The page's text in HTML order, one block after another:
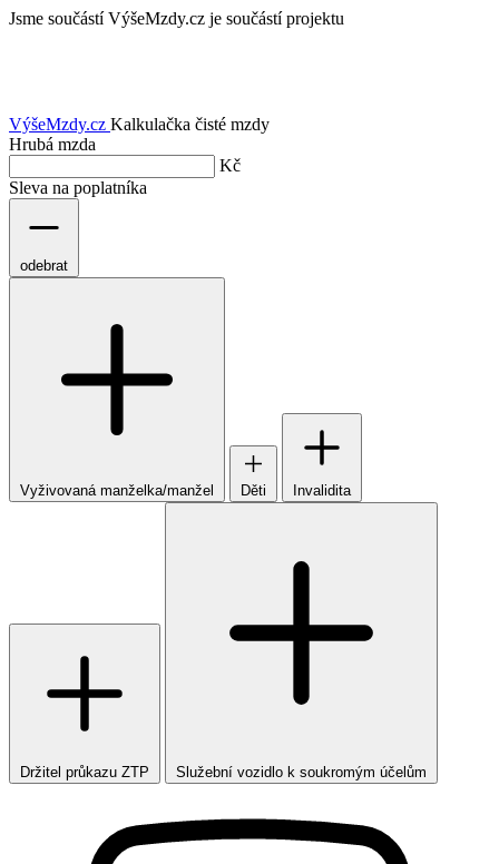
Jsme součástí VýšeMzdy.cz je součástí projektu
VýšeMzdy.cz Kalkulačka čisté mzdy
Hrubá mzda
Kč
Sleva na poplatníka
odebrat
Vyživovaná manželka/manžel Děti Invalidita
Držitel průkazu ZTP Služební vozidlo k soukromým účelům